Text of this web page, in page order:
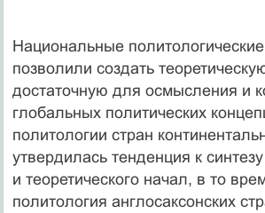
Национальные
позволили создать
достаточную для осмысления и
глобальных политических
политологии стран
утвердилась тенденция к
и теоретического начал, в то
политология англосаксонских